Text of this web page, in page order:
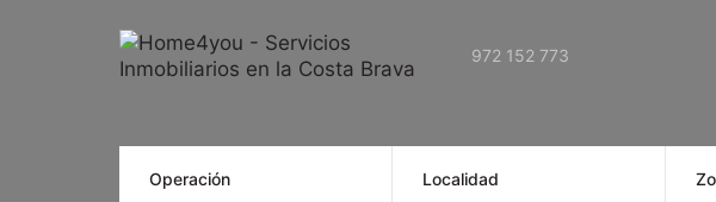
972 152 773
Operación Localidad